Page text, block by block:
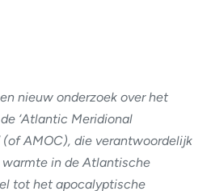
nieuw onderzoek over het
‘Atlantic Meridional
(of AMOC), die verantwoordelijk
in de Atlantische
tot het apocalyptische